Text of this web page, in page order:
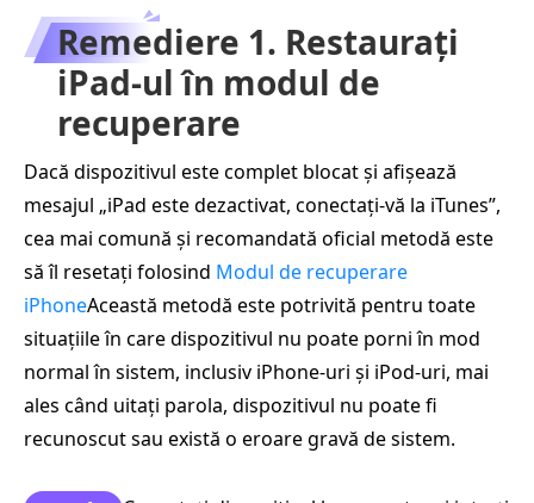
Remediere 1. Restaurați
iPad-ul în modul de
recuperare
Dacă dispozitivul este complet blocat și afișează
mesajul „iPad este dezactivat, conectați-vă la iTunes”,
cea mai comună și recomandată oficial metodă este
să îl resetați folosind Modul de recuperare
iPhoneAceastă metodă este potrivită pentru toate
situațiile în care dispozitivul nu poate porni în mod
normal în sistem, inclusiv iPhone-uri și iPod-uri, mai
ales când uitați parola, dispozitivul nu poate fi
recunoscut sau există o eroare gravă de sistem.